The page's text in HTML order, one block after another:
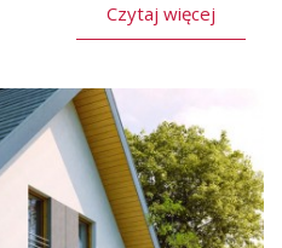
Czytaj więcej